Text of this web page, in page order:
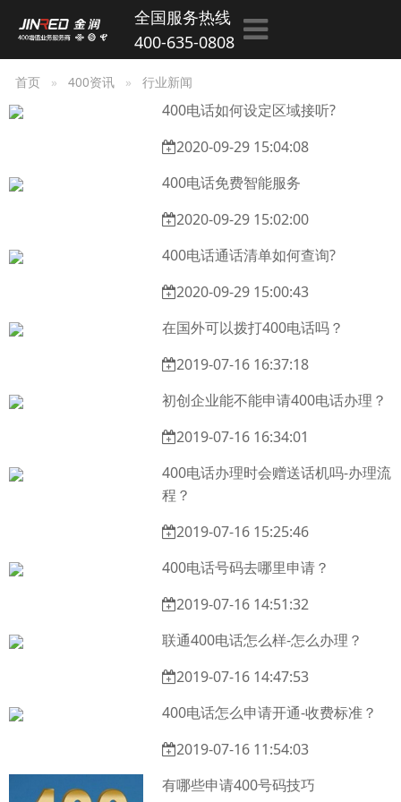
全国服务热线
400-635-0808
首页 400资讯 行业新闻
400电话如何设定区域接听?
2020-09-29 15:04:08
400电话免费智能服务
2020-09-29 15:02:00
400电话通话清单如何查询?
2020-09-29 15:00:43
在国外可以拨打400电话吗？
2019-07-16 16:37:18
初创企业能不能申请400电话办理？
2019-07-16 16:34:01
400电话办理时会赠送话机吗-办理流
程？
2019-07-16 15:25:46
400电话号码去哪里申请？
2019-07-16 14:51:32
联通400电话怎么样-怎么办理？
2019-07-16 14:47:53
400电话怎么申请开通-收费标准？
2019-07-16 11:54:03
有哪些申请400号码技巧